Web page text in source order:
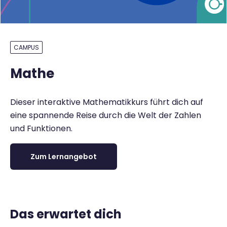
CAMPUS
Mathe
Dieser interaktive Mathematikkurs führt dich auf
eine spannende Reise durch die Welt der Zahlen
und Funktionen.
Zum Lernangebot
Das erwartet dich